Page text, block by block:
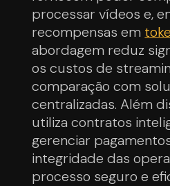
processar vídeos e,
recompensas em
abordagem reduz
os custos de
comparação com
centralizadas. Além
utiliza contratos
gerenciar
integridade das
processo seguro e